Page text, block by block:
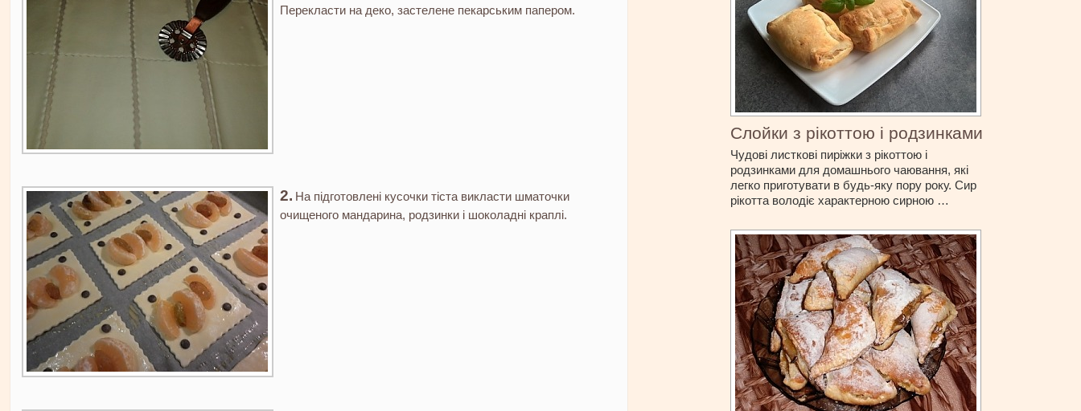
Перекласти на деко, застелене пекарським папером.
На підготовлені кусочки тіста викласти шматочки
очищеного мандарина, родзинки і шоколадні краплі.
Слойки з рікоттою і родзинками
Чудові листкові пиріжки з рікоттою і
родзинками для домашнього чаювання, які
легко приготувати в будь-яку пору року. Сир
рікотта володіє характерною сирною …